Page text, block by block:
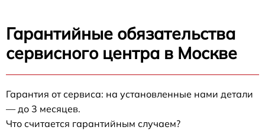
Гарантийные обязательства
сервисного центра в Москве
Гарантия от сервиса: на установленные нами детали
— до 3 месяцев.
Что считается гарантийным случаем?